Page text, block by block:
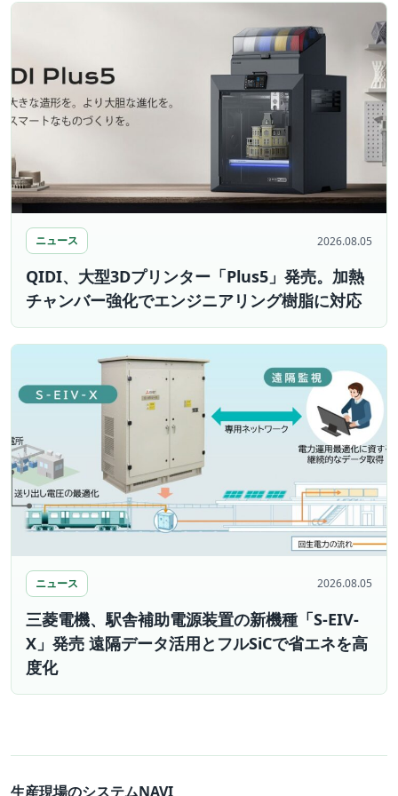
ニュース 2026.08.05
QIDI、大型3Dプリンター「Plus5」発売。加熱
チャンバー強化でエンジニアリング樹脂に対応
ニュース 2026.08.05
三菱電機、駅舎補助電源装置の新機種「S-EIV-
X」発売 遠隔データ活用とフルSiCで省エネを高
度化
生産現場のシステムNAVI